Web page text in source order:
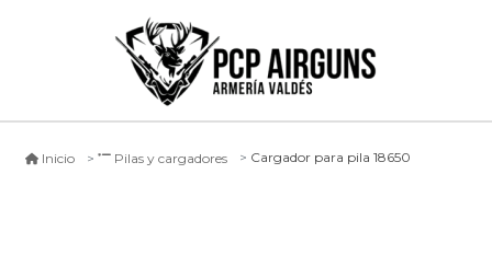
Inicio Pilas y cargadores Cargador para pila 18650